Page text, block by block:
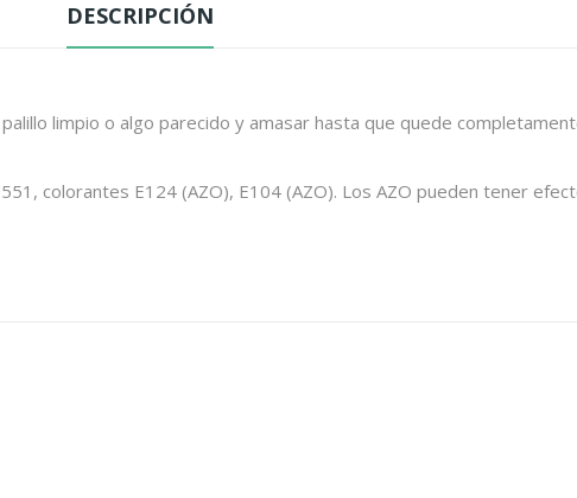
DESCRIPCIÓN
limpio o algo parecido y amasar hasta que quede
colorantes E124 (AZO), E104 (AZO). Los AZO pueden tener